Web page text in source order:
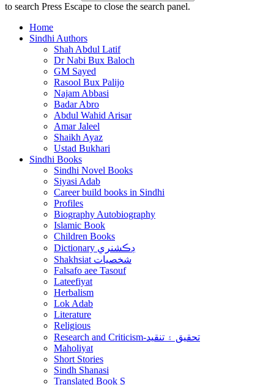
to search Press Escape to close the search panel.
Home
Sindhi Authors
Shah Abdul Latif
Dr Nabi Bux Baloch
GM Sayed
Rasool Bux Palijo
Najam Abbasi
Badar Abro
Abdul Wahid Arisar
Amar Jaleel
Shaikh Ayaz
Ustad Bukhari
Sindhi Books
Sindhi Novel Books
Siyasi Adab
Career build books in Sindhi
Profiles
Biography Autobiography
Islamic Book
Children Books
Dictionary ڊڪشنري
Shakhsiat شخصيات
Falsafo aee Tasouf
Lateefiyat
Herbalism
Lok Adab
Literature
Religious
Research and Criticism-تحقيق ۽ تنقيد
Maholiyat
Short Stories
Sindh Shanasi
Translated Book S